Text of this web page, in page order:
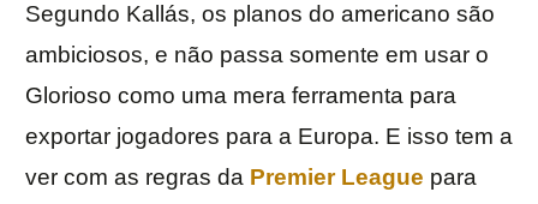
Segundo Kallás, os planos do americano são
ambiciosos, e não passa somente em usar o
Glorioso como uma mera ferramenta para
exportar jogadores para a Europa. E isso tem a
ver com as regras da Premier League para